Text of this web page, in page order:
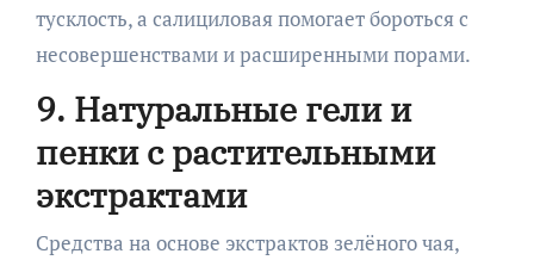
тусклость, а салициловая помогает бороться с
несовершенствами и расширенными порами.
9. Натуральные гели и
пенки с растительными
экстрактами
Средства на основе экстрактов зелёного чая,